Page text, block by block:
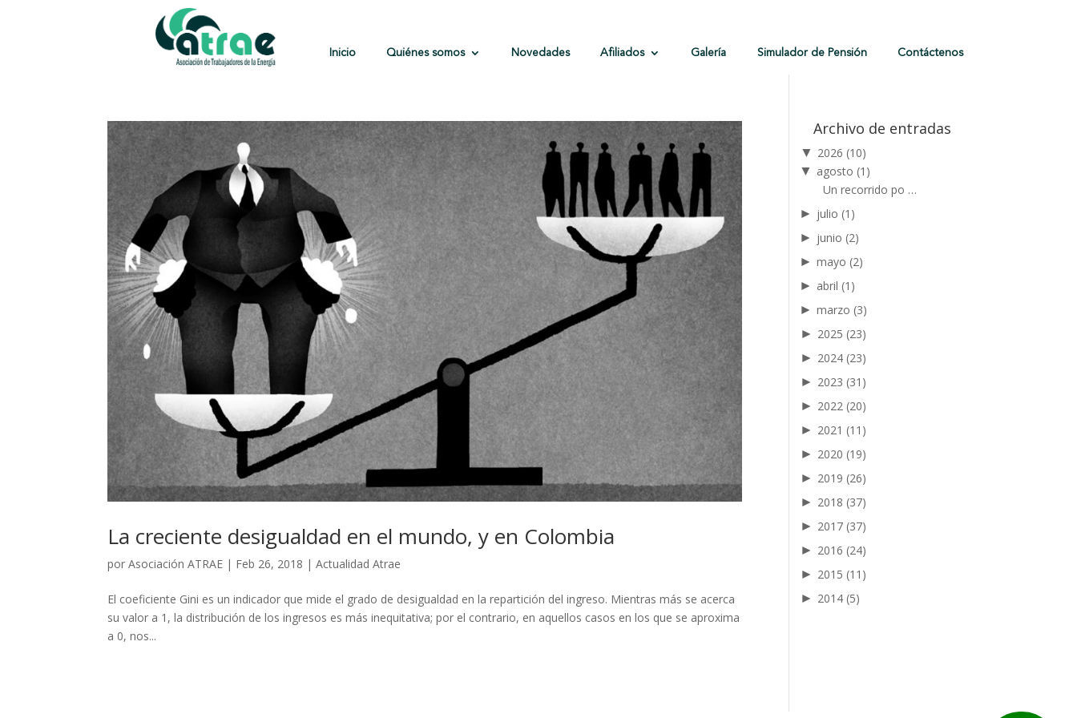
Inicio Quiénes somos Novedades Afiliados Galería Simulador de Pensión Contáctenos
La creciente desigualdad en el mundo, y en Colombia
porAsociación ATRAE | Feb 26, 2018 |Actualidad Atrae
El coeficiente Gini es un indicador que mide el grado de desigualdad en la repartición del ingreso. Mientras más se acerca
su valor a 1, la distribución de los ingresos es más inequitativa; por el contrario, en aquellos casos en los que se aproxima
a 0, nos...
Archivo de entradas
▼ 2026 (10)
▼ agosto (1)
Un recorrido po …
► julio (1)
► junio (2)
► mayo (2)
► abril (1)
► marzo (3)
► 2025 (23)
► 2024 (23)
► 2023 (31)
► 2022 (20)
► 2021 (11)
► 2020 (19)
► 2019 (26)
► 2018 (37)
► 2017 (37)
► 2016 (24)
► 2015 (11)
► 2014 (5)